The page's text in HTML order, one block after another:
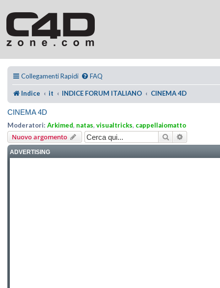
Collegamenti Rapidi FAQ
Indice it INDICE FORUM ITALIANO CINEMA 4D
CINEMA 4D
Moderatori: Arkimed, natas, visualtricks, cappellaiomatto
Nuovo argomento Cerca
ADVERTISING